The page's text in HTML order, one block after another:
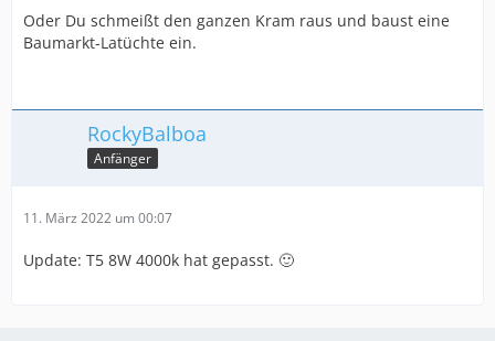
Oder Du schmeißt den ganzen Kram raus und baust eine
Baumarkt-Latüchte ein.
RockyBalboa
Anfänger
11. März 2022 um 00:07
Update: T5 8W 4000k hat gepasst. 🙂